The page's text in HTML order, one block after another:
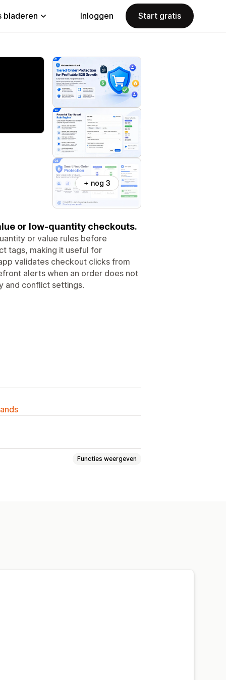
bladeren Inloggen Start gratis
+ nog 3
or low-quantity checkouts.
or value rules before
tags, making it useful for
validates checkout clicks from
alerts when an order does not
and conflict settings.
Functies weergeven